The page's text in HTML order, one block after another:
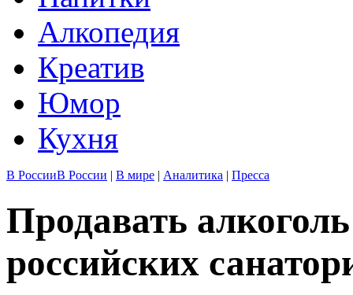
Алкопедия
Креатив
Юмор
Кухня
В РоссииВ России | В мире | Аналитика | Пресса
Продавать
российских